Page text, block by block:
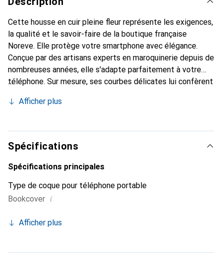
Cette housse en cuir pleine fleur représente les exigences,
la qualité et le savoir-faire de la boutique française
Noreve. Elle protège votre smartphone avec élégance.
Conçue par des artisans experts en maroquinerie depuis de
nombreuses années, elle s'adapte parfaitement à votre
téléphone. Sur mesure, ses courbes délicates lui confèrent
et indispensable de votre smartphone. Reconnaître
marque Noreve est un choix sûr pour une clientèle
exigeante.
Afficher plus
Spécifications
Spécifications principales
Type de coque pour téléphone portable
Bookcover i
Afficher plus